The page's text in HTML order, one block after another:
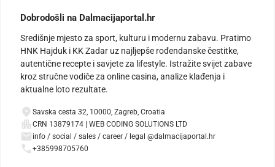
Dobrodošli na Dalmacijaportal.hr
Središnje mjesto za sport, kulturu i modernu zabavu. Pratimo
HNK Hajduk i KK Zadar uz najljepše rođendanske čestitke,
autentične recepte i savjete za lifestyle. Istražite svijet zabave
kroz stručne vodiče za online casina, analize klađenja i
aktualne loto rezultate.
Savska cesta 32, 10000, Zagreb, Croatia
CRN 13879174 | WEB CODING SOLUTIONS LTD
info / social / sales / career / legal @dalmacijaportal.hr
+385998705760